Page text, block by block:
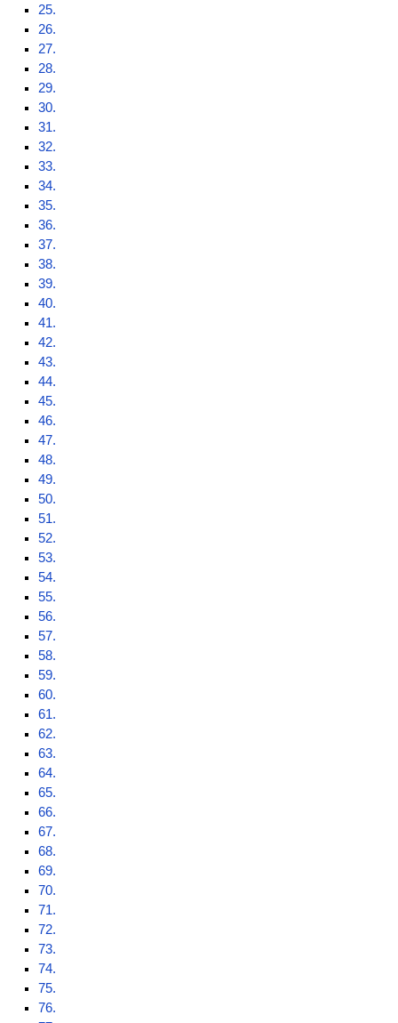
25.
26.
27.
28.
29.
30.
31.
32.
33.
34.
35.
36.
37.
38.
39.
40.
41.
42.
43.
44.
45.
46.
47.
48.
49.
50.
51.
52.
53.
54.
55.
56.
57.
58.
59.
60.
61.
62.
63.
64.
65.
66.
67.
68.
69.
70.
71.
72.
73.
74.
75.
76.